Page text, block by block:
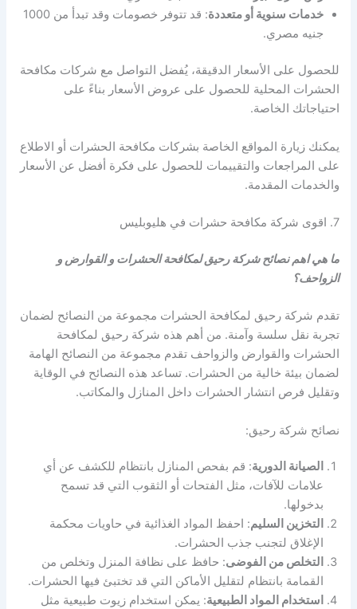
خدمات سنوية أو متعددة
: قد تتوفر خصومات وقد تبدأ من 1000
جنيه مصري.
للحصول على الأسعار الدقيقة، يُفضل التواصل مع شركات مكافحة
الحشرات المحلية للحصول على عروض الأسعار بناءً على
احتياجاتك الخاصة.
يمكنك زيارة المواقع الخاصة بشركات مكافحة الحشرات أو الاطلاع
على المراجعات والتقييمات للحصول على فكرة أفضل عن الأسعار
والخدمات المقدمة.
7. اقوى شركة مكافحة حشرات في هليوبليس
ما هي اهم نصائح شركة رحيق لمكافحة الحشرات و القوارض و
الزواحف؟
تقدم شركة رحيق لمكافحة الحشرات مجموعة من النصائح لضمان
تجربة نقل سلسة وآمنة. من أهم هذه شركة رحيق لمكافحة
الحشرات والقوارض والزواحف تقدم مجموعة من النصائح الهامة
لضمان بيئة خالية من الحشرات. تساعد هذه النصائح في الوقاية
وتقليل فرص انتشار الحشرات داخل المنازل والمكاتب.
نصائح شركة رحيق:
الصيانة الدورية: قم بفحص المنازل بانتظام للكشف عن أي
علامات للآفات، مثل الفتحات أو الثقوب التي قد تسمح
بدخولها.
التخزين السليم: احفظ المواد الغذائية في حاويات محكمة
الإغلاق لتجنب جذب الحشرات.
التخلص من الفوضى: حافظ على نظافة المنزل وتخلص من
القمامة بانتظام لتقليل الأماكن التي قد تختبئ فيها الحشرات.
استخدام المواد الطبيعية: يمكن استخدام زيوت طبيعية مثل